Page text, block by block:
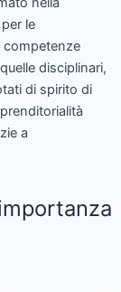
le
competenze
disciplinari,
di spirito di
a